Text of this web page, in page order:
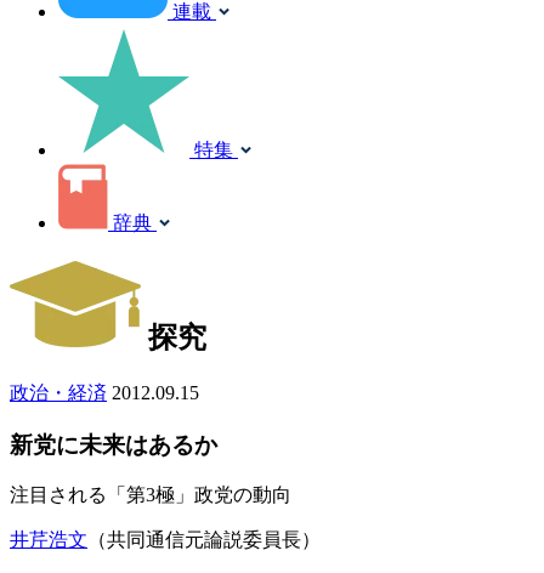
連載
特集
辞典
探究
政治・経済 2012.09.15
新党に未来はあるか
注目される「第3極」政党の動向
井芹浩文 （共同通信元論説委員長）